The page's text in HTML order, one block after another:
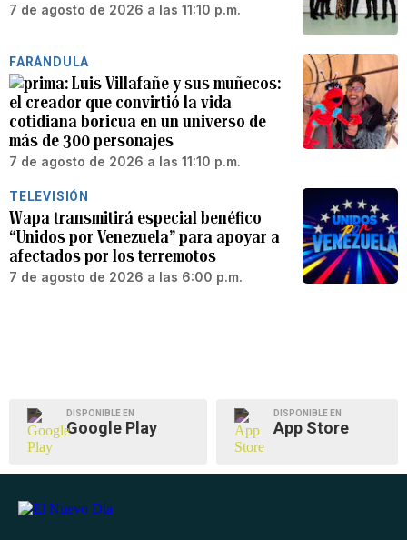
7 de agosto de 2026 a las 11:10 p.m.
FARÁNDULA
Luis Villafañe y sus muñecos:
el creador que convirtió la vida
cotidiana boricua en un universo de
más de 300 personajes
7 de agosto de 2026 a las 11:10 p.m.
TELEVISIÓN
Wapa transmitirá especial benéfico
“Unidos por Venezuela” para apoyar a
afectados por los terremotos
7 de agosto de 2026 a las 6:00 p.m.
DISPONIBLE EN
Google Play
DISPONIBLE EN
App Store